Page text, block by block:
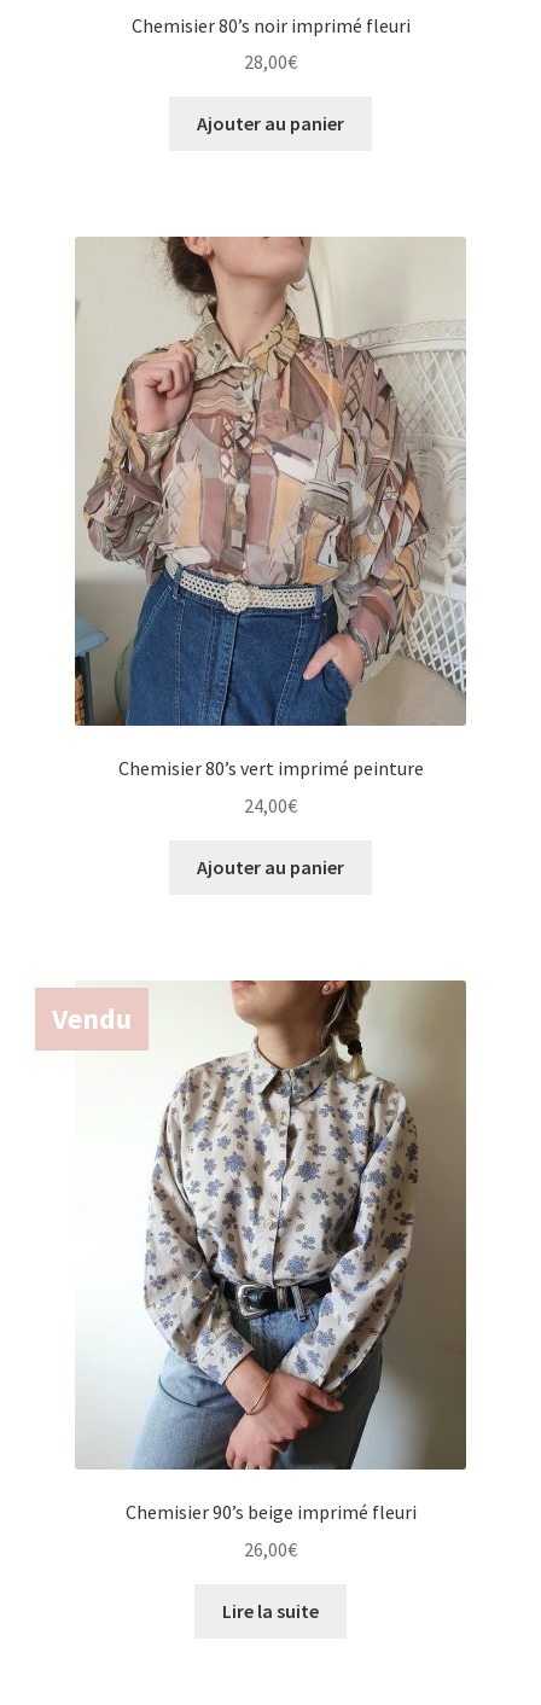
Chemisier 80’s noir imprimé fleuri
28,00€
Ajouter au panier
Chemisier 80’s vert imprimé peinture
24,00€
Ajouter au panier
Vendu
Chemisier 90’s beige imprimé fleuri
26,00€
Lire la suite